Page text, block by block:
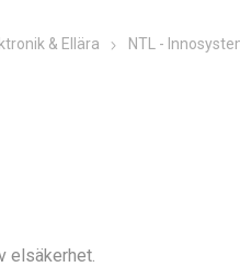
& Ellära
NTL -
elsäkerhet.